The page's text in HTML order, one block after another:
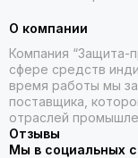
О компании
Компания “Защита-
сфере средств
время работы мы
поставщика,
отраслей
Отзывы
Мы в социальных